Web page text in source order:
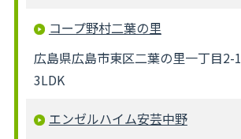
コープ野村二葉の里
広島県広島市東区二葉の里一丁目2-1
3LDK
エンゼルハイム安芸中野